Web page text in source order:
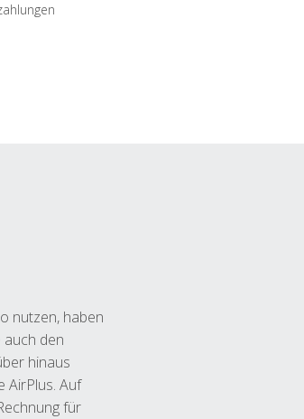
nutzen, haben
auch den
hinaus
AirPlus. Auf
für